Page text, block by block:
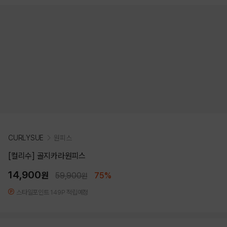
CURLYSUE 원피스
[컬리수] 골지카라원피스
14,900원 59,900원 75%
스타일포인트 149P 적립예정